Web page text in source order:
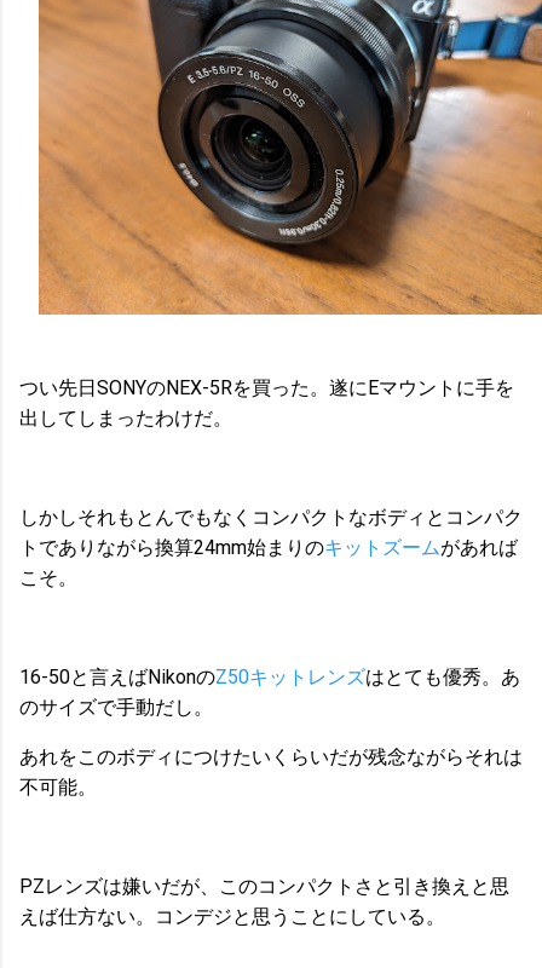
つい先日SONYのNEX-5Rを買った。遂にEマウントに手を
出してしまったわけだ。
しかしそれもとんでもなくコンパクトなボディとコンパク
トでありながら換算24mm始まりのキットズームがあれば
こそ。
16-50と言えばNikonのZ50キットレンズはとても優秀。あ
のサイズで手動だし。
あれをこのボディにつけたいくらいだが残念ながらそれは
不可能。
PZレンズは嫌いだが、このコンパクトさと引き換えと思
えば仕方ない。コンデジと思うことにしている。